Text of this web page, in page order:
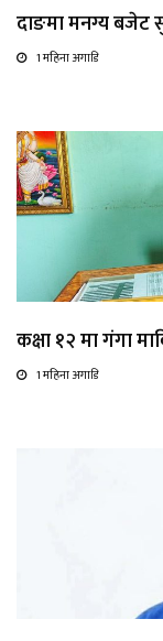
दाङमा मनग्य बजेट
1 महिना अगाडि
कक्षा १२ मा गंगा
1 महिना अगाडि